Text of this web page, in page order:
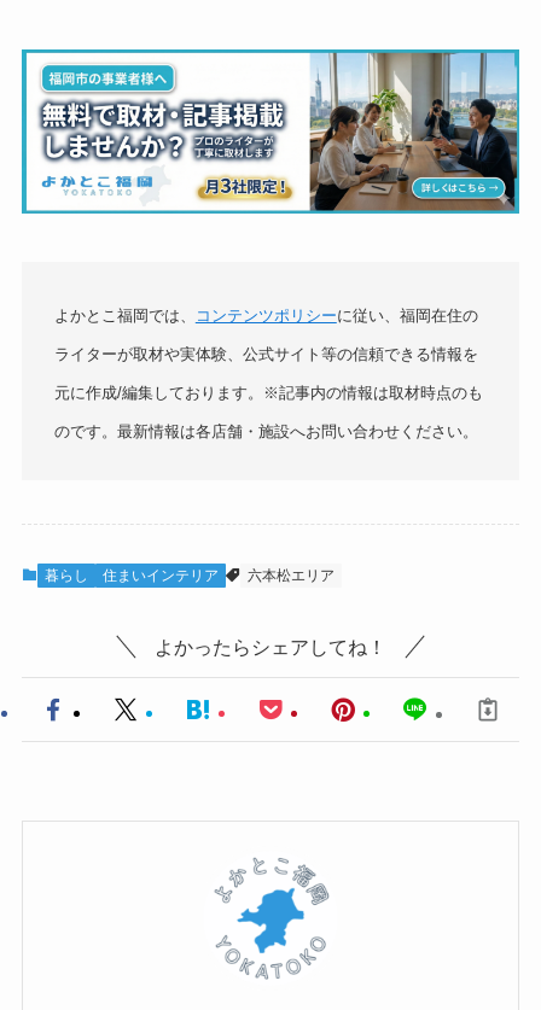
よかとこ福岡では、 コンテンツポリシーに従い、福岡在住の
ライターが取材や実体験、公式サイト等の信頼できる情報を
元に作成/編集しております。※記事内の情報は取材時点のも
のです。最新情報は各店舗・施設へお問い合わせください。
暮らし 住まいインテリア 六本松エリア
よかったらシェアしてね！